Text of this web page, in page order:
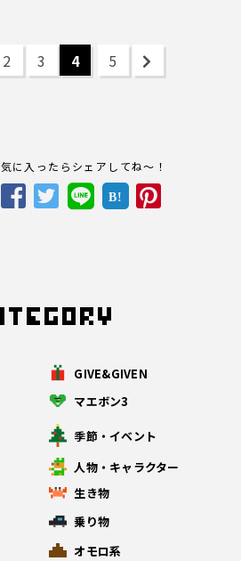
GIVE&GIVEN
マエボン3
季節・イベント
人物・キャラクター
生き物
乗り物
オモロ系
2 3 4 5
気に入ったらシェアしてね～！
B!